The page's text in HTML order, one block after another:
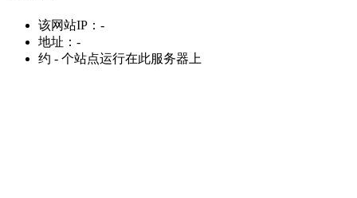
该网站IP： -
地址： -
约 - 个站点运行在此服务器上